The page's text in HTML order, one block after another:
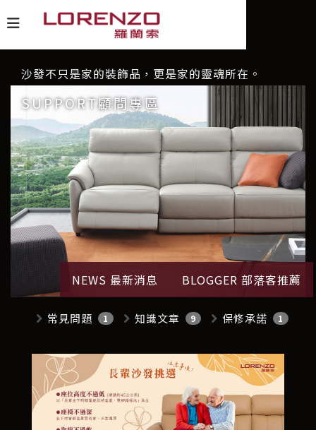
沙發不只是家的裝飾品，更是家的靈魂所在。
SUPPORT顧問專區
NEWS 最新消息 BLOGGER 部落客推薦
常見問題 1 知識文章 9 保修承諾 1